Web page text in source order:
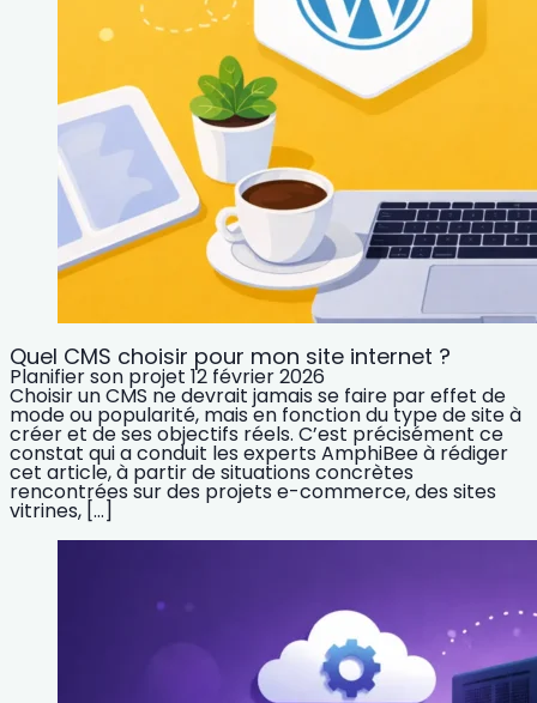
Quel CMS choisir pour mon site internet ?
Planifier son projet 12 février 2026
Choisir un CMS ne devrait jamais se faire par effet de
mode ou popularité, mais en fonction du type de site à
créer et de ses objectifs réels. C’est précisément ce
constat qui a conduit les experts AmphiBee à rédiger
cet article, à partir de situations concrètes
rencontrées sur des projets e-commerce, des sites
vitrines, […]